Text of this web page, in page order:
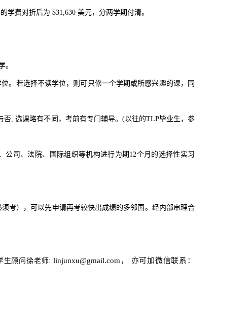
学费对折后为 $31,630 美元，分两学期付清。
。
。若选择不读学位，则可只修一个学期或所感兴趣的课，同
, 选课略有不同，考前有专门辅导。(以往的TLP毕业生，参
司、法院、国际组织等机构进行为期12个月的选择性实习
考），可以先申请再考较快出成绩的多邻国。经内部审理合
生顾问徐老师:linjunxu@gmail.com ， 亦可加微信联系：